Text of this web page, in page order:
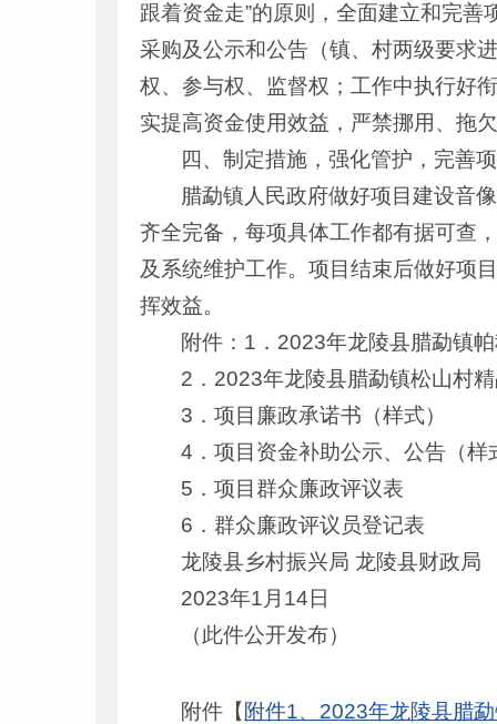
跟着资金走”的原则，全面建立和完
采购及公示和公告（镇、村两级要求
权、参与权、监督权；工作中执行好
实提高资金使用效益，严禁挪用、拖
四、制定措施，强化管护，完善
腊勐镇人民政府做好项目建设音
齐全完备，每项具体工作都有据可查
及系统维护工作。项目结束后做好项
挥效益。
附件：1．2023年龙陵县腊勐镇
2．2023年龙陵县腊勐镇松山村
3．项目廉政承诺书（样式）
4．项目资金补助公示、公告（样
5．项目群众廉政评议表
6．群众廉政评议员登记表
龙陵县乡村振兴局 龙陵县财政局
2023年1月14日
（此件公开发布）
附件【 附件1、2023年龙陵县腊